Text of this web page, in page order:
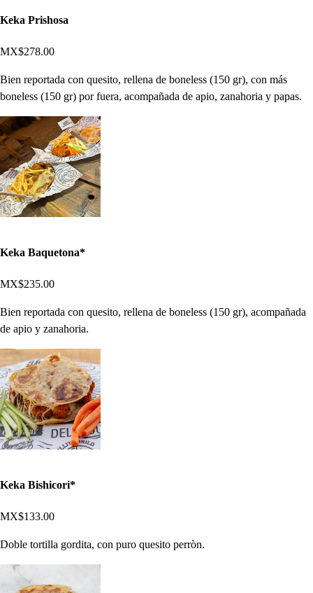
Keka Prishosa
MX$278.00
Bien reportada con quesito, rellena de boneless (150 gr), con más
boneless (150 gr) por fuera, acompañada de apio, zanahoria y papas.
Keka Baquetona*
MX$235.00
Bien reportada con quesito, rellena de boneless (150 gr), acompañada
de apio y zanahoria.
Keka Bishicori*
MX$133.00
Doble tortilla gordita, con puro quesito perròn.